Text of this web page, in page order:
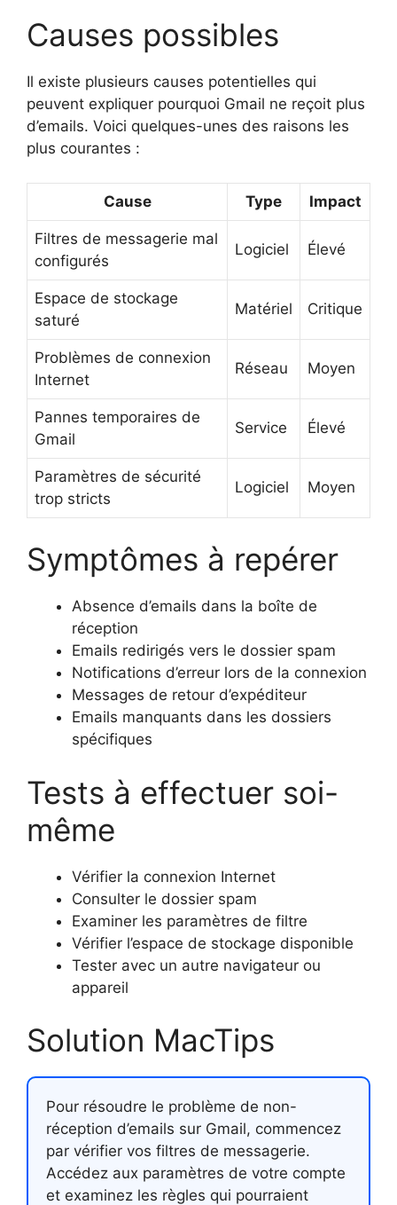
Causes possibles
Il existe plusieurs causes potentielles qui
peuvent expliquer pourquoi Gmail ne reçoit plus
d’emails. Voici quelques-unes des raisons les
plus courantes :
Cause Type Impact
Filtres de messagerie mal
configurés
Logiciel Élevé
Espace de stockage
saturé
Matériel Critique
Problèmes de connexion
Internet
Réseau Moyen
Pannes temporaires de
Gmail
Service Élevé
Paramètres de sécurité
trop stricts
Logiciel Moyen
Symptômes à repérer
Absence d’emails dans la boîte de
réception
Emails redirigés vers le dossier spam
Notifications d’erreur lors de la connexion
Messages de retour d’expéditeur
Emails manquants dans les dossiers
spécifiques
Tests à effectuer soi-
même
Vérifier la connexion Internet
Consulter le dossier spam
Examiner les paramètres de filtre
Vérifier l’espace de stockage disponible
Tester avec un autre navigateur ou
appareil
Solution MacTips
Pour résoudre le problème de non-
réception d’emails sur Gmail, commencez
par vérifier vos filtres de messagerie.
Accédez aux paramètres de votre compte
et examinez les règles qui pourraient